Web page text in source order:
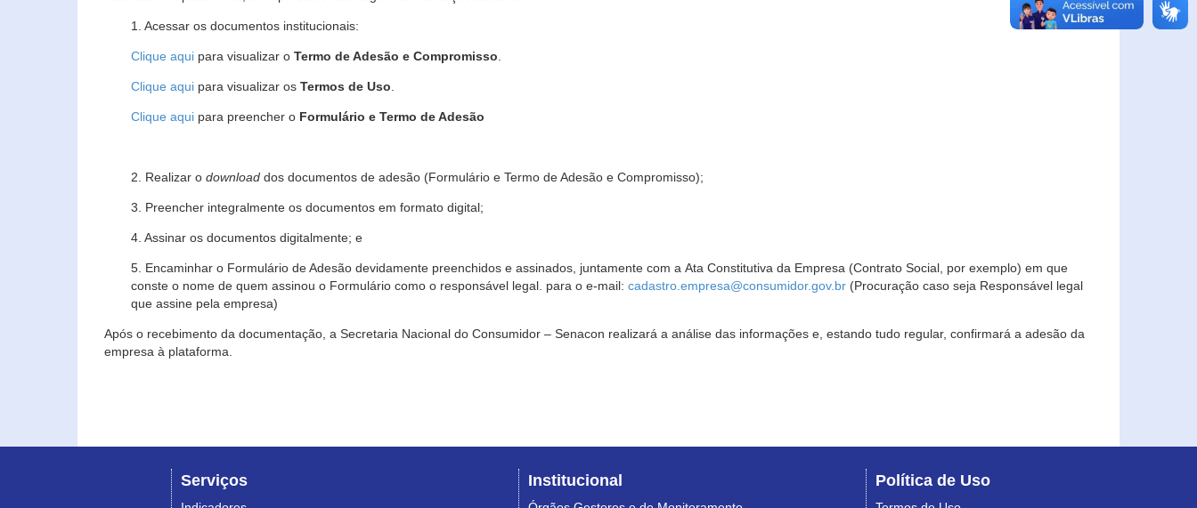
1. Acessar os documentos institucionais:
Clique aqui para visualizar o Termo de Adesão e Compromisso
Clique aqui para visualizar os Termos de Uso
Clique aqui para preencher o Formulário e Termo de Adesão
2. Realizar o download dos documentos de adesão (Formulário e Termo de Adesão e Compromisso);
3. Preencher integralmente os documentos em formato digital;
4. Assinar os documentos digitalmente; e
5. Encaminhar o Formulário de Adesão devidamente preenchidos e assinados, juntamente com a Ata Constitutiva da Empresa (Contrato Social, por exemplo) em que
conste o nome de quem assinou o Formulário como o responsável legal. para o e-mail: cadastro.empresa@consumidor.gov.br (Procuração caso seja Responsável legal
que assine pela empresa)
Após o recebimento da documentação, a Secretaria Nacional do Consumidor – Senacon realizará a análise das informações e, estando tudo regular, confirmará a adesão da
empresa à plataforma.
Serviços Institucional Política de Uso